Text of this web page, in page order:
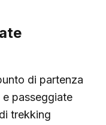
di partenza
e passeggiate
trekking